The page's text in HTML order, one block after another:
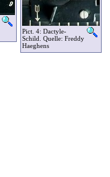
Pict. 4: Dactyle-
Schild. Quelle: Freddy
Haeghens